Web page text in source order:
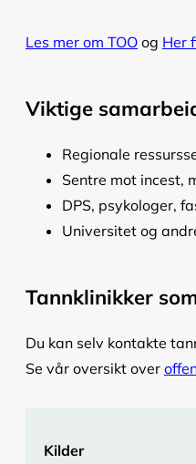
Les mer om TOO og Her
Viktige
Regionale
Sentre mot incest,
DPS, psykologer,
Universitet og
Tannklinikker
Du kan selv kontakte
Se vår oversikt over
Kilder